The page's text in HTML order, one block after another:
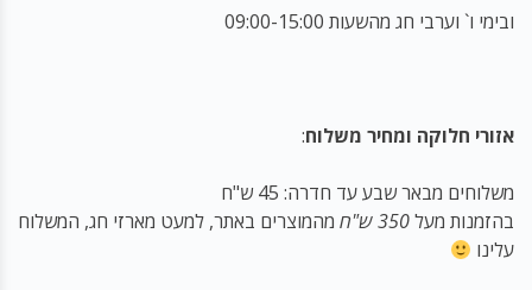
ובימי ו` וערבי חג מהשעות 09:00-15:00
אזורי חלוקה ומחיר משלוח:
משלוחים מבאר שבע עד חדרה: 45 ש"ח
בהזמנות מעל350 ש"ח
מהמוצרים באתר, למעט מארזי חג, המשלוח
עלינו